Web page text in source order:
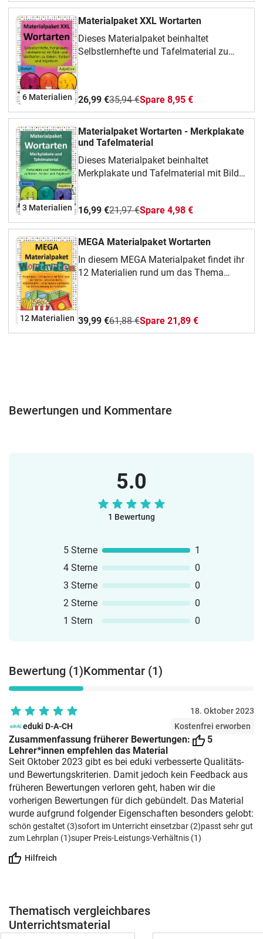
Deckblätter (grün, rot, blau)ein Deckblatt
in schwarz/weiß zum Ausmalen2
(Adjektive/Adjektivenprobe)Das bin
ichDas ist meine Lehrerin/Das ist mein
Adjektive finden - passendes Adjektiv zu
Bildern aufschreibenAdjektive für
Gefühle - Gefühle mit Adjektiv
beschreibenGegenteil - Gegenteil zu
vorgegebenem Adjektiv findenGegenteil -
gegenteilige Adjektiv zu Bildern
finden77Steigerungsformen -
Steigerungsformen ergänzenSätze
schreiben - Sätze zu abgebildeten
Adjektiven schreibenVersion in
InformationenAdjektivprobeTafelmaterial
AdjektiveSteigerungsformen
6 Materialien
Materialpaket XXL Wortarten
Dieses Materialpaket beinhaltet
Selbstlernhefte und Tafelmaterial zu
Materialbeschreibung nachlesen.
26,99 €35,94 €Spare 8,95 €
3 Materialien
Materialpaket Wortarten - Merkplakate
und Tafelmaterial
Dieses Materialpaket beinhaltet
Merkplakate und Tafelmaterial mit Bild-
Materialien könnt ihr in der jeweiligen
Materialbeschreibung nachlesen.
16,99 €21,97 €Spare 4,98 €
12 Materialien
MEGA Materialpaket Wortarten
In diesem MEGA Materialpaket findet ihr
12 Materialien rund um das Thema
VerbenSelbstlernheft VerbenMerkplakate
und Tafelmaterial
einzelnen Materialien findest du bei den
39,99 €61,88 €Spare 21,89 €
Bewertungen und Kommentare
5.0
1 Bewertung
5 Sterne
1
4 Sterne
0
3 Sterne
0
2 Sterne
0
1 Stern
0
Bewertung (1)Kommentar (1)
18. Oktober 2023
eduki D-A-CH
Kostenfrei erworben
Zusammenfassung früherer Bewertungen:
5
Lehrer*innen empfehlen das Material
Seit Oktober 2023 gibt es bei eduki verbesserte Qualitäts-
und Bewertungskriterien. Damit jedoch kein Feedback aus
früheren Bewertungen verloren geht, haben wir die
vorherigen Bewertungen für dich gebündelt. Das Material
wurde aufgrund folgender Eigenschaften besonders gelobt:
schön gestaltet (3)sofort im Unterricht einsetzbar (2)passt sehr gut
zum Lehrplan (1)super Preis-Leistungs-Verhältnis (1)
Hilfreich
Thematisch vergleichbares
Unterrichtsmaterial